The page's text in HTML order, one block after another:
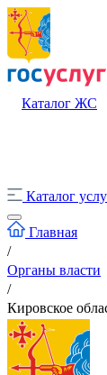
Каталог ЖС
Каталог
Главная
/
Органы власти
/
Кировское